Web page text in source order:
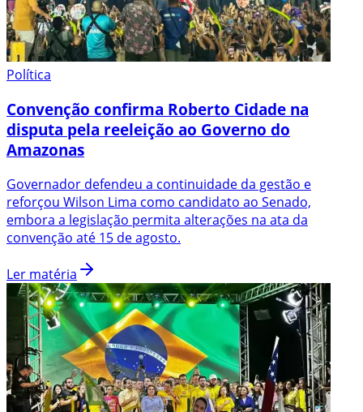
Política
Convenção confirma Roberto Cidade na
disputa pela reeleição ao Governo do
Amazonas
Governador defendeu a continuidade da gestão e
reforçou Wilson Lima como candidato ao Senado,
embora a legislação permita alterações na ata da
convenção até 15 de agosto.
Ler matéria